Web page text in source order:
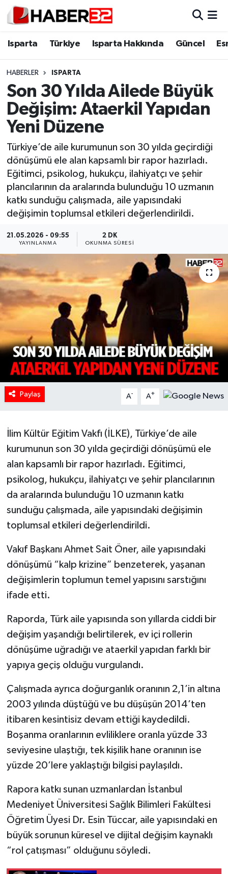
Isparta Türkiye Isparta Hakkında Güncel
HABERLER ISPARTA
Son 30 Yılda Ailede Büyük
Değişim: Ataerkil Yapıdan
Yeni Düzene
Türkiye’de aile kurumunun son 30 yılda geçirdiği
dönüşümü ele alan kapsamlı bir rapor hazırladı.
Eğitimci, psikolog, hukukçu, ilahiyatçı ve şehir
plancılarının da aralarında bulunduğu 10 uzmanın
katkı sunduğu çalışmada, aile yapısındaki
değişimin toplumsal etkileri değerlendirildi.
21.05.2026 - 09:55
YAYINLANMA
2 DK
OKUNMA SÜRESI
Paylaş A- A+
İlim Kültür Eğitim Vakfı (İLKE), Türkiye’de aile
kurumunun son 30 yılda geçirdiği dönüşümü ele
alan kapsamlı bir rapor hazırladı. Eğitimci,
psikolog, hukukçu, ilahiyatçı ve şehir plancılarının
da aralarında bulunduğu 10 uzmanın katkı
sunduğu çalışmada, aile yapısındaki değişimin
toplumsal etkileri değerlendirildi.
Vakıf Başkanı Ahmet Sait Öner, aile yapısındaki
dönüşümü “kalp krizine” benzeterek, yaşanan
değişimlerin toplumun temel yapısını sarstığını
ifade etti.
Raporda, Türk aile yapısında son yıllarda ciddi bir
değişim yaşandığı belirtilerek, ev içi rollerin
dönüşüme uğradığı ve ataerkil yapıdan farklı bir
yapıya geçiş olduğu vurgulandı.
Çalışmada ayrıca doğurganlık oranının 2,1’in altına
2003 yılında düştüğü ve bu düşüşün 2014’ten
itibaren kesintisiz devam ettiği kaydedildi.
Boşanma oranlarının evliliklere oranla yüzde 33
seviyesine ulaştığı, tek kişilik hane oranının ise
yüzde 20’lere yaklaştığı bilgisi paylaşıldı.
Rapora katkı sunan uzmanlardan İstanbul
Medeniyet Üniversitesi Sağlık Bilimleri Fakültesi
Öğretim Üyesi Dr. Esin Tüccar, aile yapısındaki en
büyük sorunun küresel ve dijital değişim kaynaklı
“rol çatışması” olduğunu söyledi.
Isparta
Esnaf Diyor ki;
ASAYİŞ
BİLİM VE TEKNOLOJİ
EĞİTİM
GENEL
Güncel
HABERDE İNSAN
İlginç
KÜLTÜR SANAT
MAGAZİN
Oyun
POLİTİKA
RESMİ İLANLAR
SAĞLIK
Spor
Tarihi Yapılarımız
Teknoloji
İletişim
Isparta Nöbetçi Eczaneler
Isparta Trafik Yoğunluk Haritası
Süper Lig Puan Durumu ve Fikstür
Tüm Manşetler
Son Dakika Haberleri
Haber Arşivi